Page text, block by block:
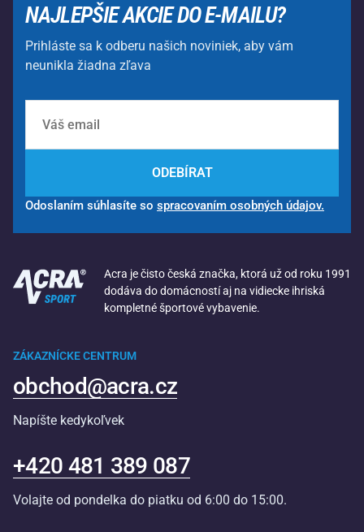
NAJLEPŠIE AKCIE DO E-MAILU?
Prihláste sa k odberu našich noviniek, aby vám
neunikla žiadna zľava
ODEBÍRAT
Odoslaním súhlasíte so spracovaním osobných údajov.
Acra je čisto česká značka, ktorá už od roku 1991
dodáva do domácností aj na vidiecke ihriská
kompletné športové vybavenie.
ZÁKAZNÍCKE CENTRUM
obchod@acra.cz
Napíšte kedykoľvek
+420 481 389 087
Volajte od pondelka do piatku od 6:00 do 15:00.